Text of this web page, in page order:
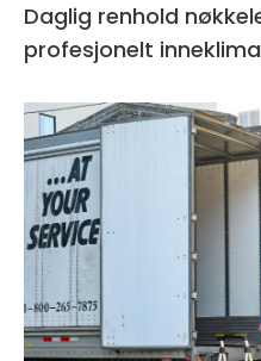
Daglig renhold nøkkelen til et sunt og
profesjonelt inneklima